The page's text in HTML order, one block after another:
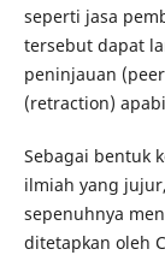
seperti jasa
tersebut dapat
peninjauan
(retraction)
Sebagai bentuk
ilmiah yang
sepenuhnya
ditetapkan oleh